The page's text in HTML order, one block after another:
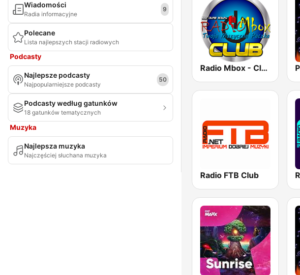
Wiadomości
Radia informacyjne
9
Polecane
Lista najlepszych stacji radiowych
Podcasty
Najlepsze podcasty
Najpopularniejsze podcasty
50
Podcasty według gatunków
18 gatunków tematycznych
Muzyka
Najlepsza muzyka
Najczęściej słuchana muzyka
Radio Mbox - Club
Radio FTB Club